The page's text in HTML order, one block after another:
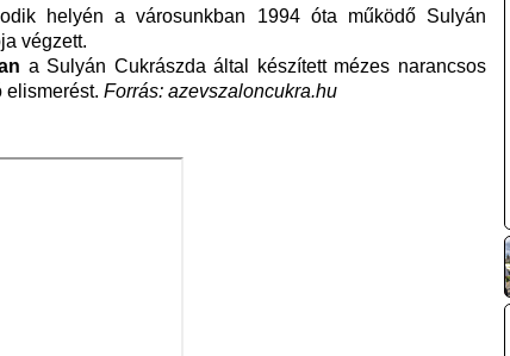
helyén a városunkban 1994 óta működő Sulyán
végzett.
a Sulyán Cukrászda által készített mézes narancsos
elismerést. Forrás: azevszaloncukra.hu